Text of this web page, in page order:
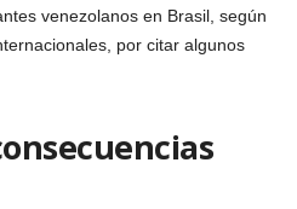
venezolanos en Brasil, según
por citar algunos